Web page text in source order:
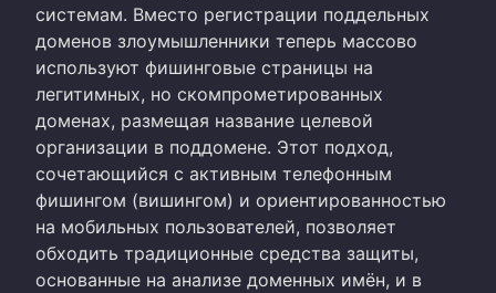
системам. Вместо регистрации поддельных
доменов злоумышленники теперь массово
используют фишинговые страницы на
легитимных, но скомпрометированных
доменах, размещая название целевой
организации в поддомене. Этот подход,
сочетающийся с активным телефонным
фишингом (вишингом) и ориентированностью
на мобильных пользователей, позволяет
обходить традиционные средства защиты,
основанные на анализе доменных имён, и в